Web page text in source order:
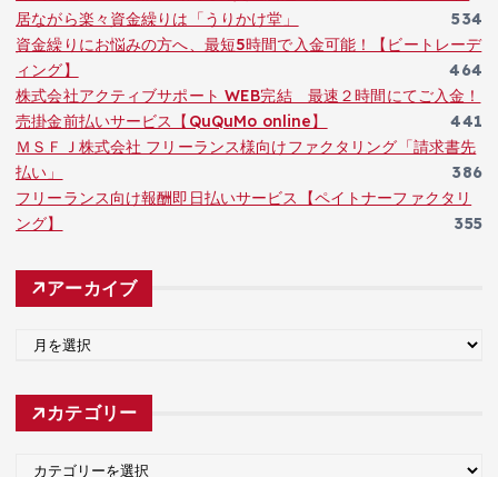
居ながら楽々資金繰りは「うりかけ堂」
534
資金繰りにお悩みの方へ、最短5時間で入金可能！【ビートレーデ
ィング】
464
株式会社アクティブサポート WEB完結 最速２時間にてご入金！
売掛金前払いサービス【QuQuMo online】
441
ＭＳＦＪ株式会社 フリーランス様向けファクタリング「請求書先
払い」
386
フリーランス向け報酬即日払いサービス【ペイトナーファクタリ
ング】
355
アーカイブ
カ
カテゴリー